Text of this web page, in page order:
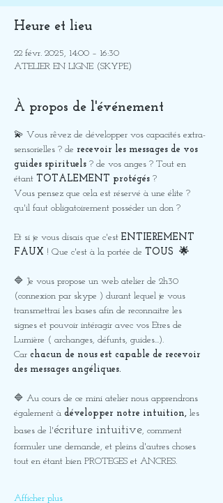
Heure et lieu
22 févr. 2025, 14:00 – 16:30
ATELIER EN LIGNE (SKYPE)
À propos de l'événement
💫 Vous rêvez de développer vos capacités extra-
sensorielles ? de recevoir les messages de vos
guides spirituels ? de vos anges ? Tout en
étant TOTALEMENT protégés ?
Vous pensez que cela est réservé à une élite ?
qu'il faut obligatoirement posséder un don ?
Et si je vous disais que c'est ENTIEREMENT
FAUX ! Que c'est à la portée de TOUS  🌟
🔷 Je vous propose un web atelier de 2h30
(connexion par skype ) durant lequel je vous
transmettrai les bases afin de reconnaitre les
signes et pouvoir intéragir avec vos Etres de
Lumière ( archanges, défunts, guides...).
Car chacun de nous est capable de recevoir
des messages angéliques.
🔷 Au cours de ce mini atelier nous apprendrons
également à développer notre intuition, les
bases de l'écriture intuitive, comment
formuler une demande, et pleins d'autres choses
tout en étant bien PROTEGES et ANCRES.
Afficher plus